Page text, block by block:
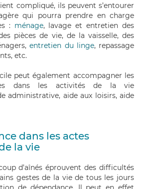
compliqué, ils peuvent s’entourer
qui pourra prendre en charge
: ménage, lavage et entretien des
pièces de vie, de la vaisselle, des
entretien du linge, repassage
etc.
peut également accompagner les
dans les activités de la vie
administrative, aide aux loisirs, aide
dans les actes
la vie
d’aînés éprouvent des difficultés
gestes de la vie de tous les jours